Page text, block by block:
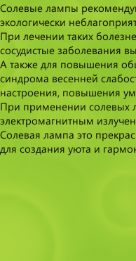
Солевые лампы
экологически
При лечении таких
сосудистые заболевания
А также для повышения
синдрома весенней
настроения, повышения
При применении солевых
электромагнитным
Солевая лампа это
для создания уюта и